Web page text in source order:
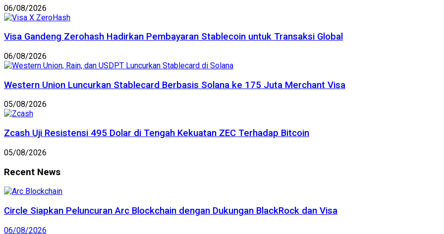
06/08/2026
Visa Gandeng Zerohash Hadirkan Pembayaran Stablecoin untuk Transaksi Global
06/08/2026
Western Union Luncurkan Stablecard Berbasis Solana ke 175 Juta Merchant Visa
05/08/2026
Zcash Uji Resistensi 495 Dolar di Tengah Kekuatan ZEC Terhadap Bitcoin
05/08/2026
Recent News
Circle Siapkan Peluncuran Arc Blockchain dengan Dukungan BlackRock dan Visa
06/08/2026